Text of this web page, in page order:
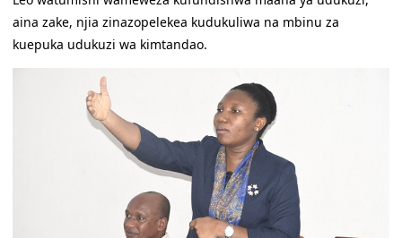
aina zake, njia zinazopelekea kudukuliwa na mbinu za
kuepuka udukuzi wa kimtandao.